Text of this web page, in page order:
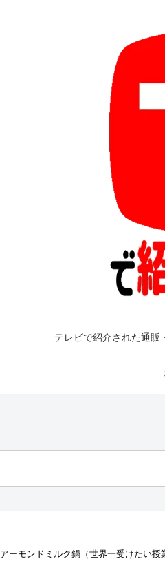
テレビで紹介された通販
アーモンドミルク鍋（世界一受けたい